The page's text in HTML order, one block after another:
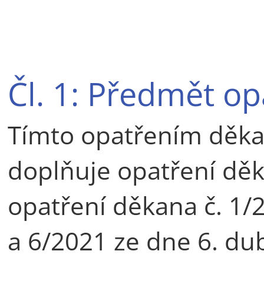
Čl. 1: Předmět
Tímto opatřením
doplňuje opatření
opatření děkana č. 1/
a 6/2021 ze dne 6.